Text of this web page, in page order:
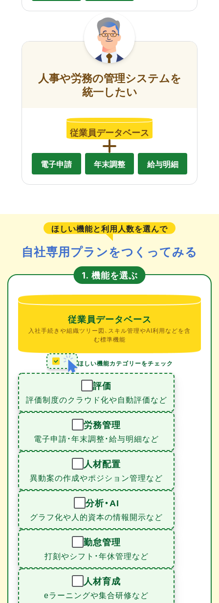
人事や労務の管理システムを
統一したい
従業員データベース
電子申請 年末調整 給与明細
ほしい機能と利用人数を選んで
自社専用プランをつくってみる
1. 機能を選ぶ
従業員データベース
入社手続きや組織ツリー図、スキル管理やAI利用などを含
む標準機能
ほしい機能カテゴリーをチェック
評価
評価制度のクラウド化や自動評価など
労務管理
電子申請・年末調整・給与明細など
人材配置
異動案の作成やポジション管理など
分析・AI
グラフ化や人的資本の情報開示など
勤怠管理
打刻やシフト・年休管理など
人材育成
eラーニングや集合研修など